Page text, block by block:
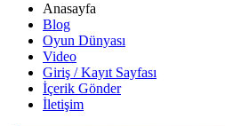
Anasayfa
Blog
Oyun Dünyası
Video
Giriş / Kayıt Sayfası
İçerik Gönder
İletişim